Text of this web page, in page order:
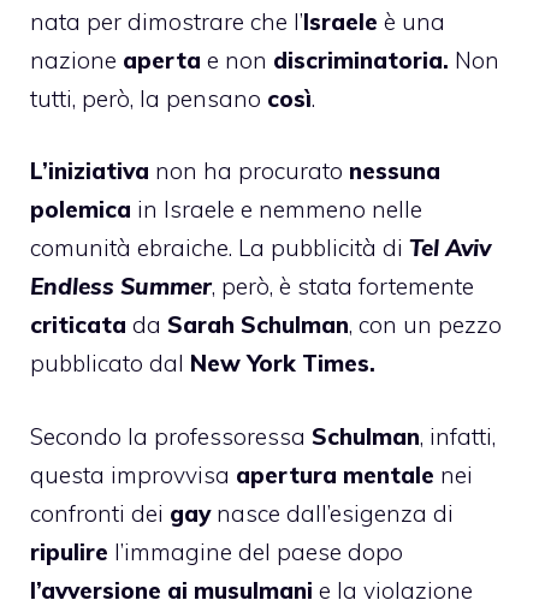
nata per dimostrare che l’Israele è una
nazione aperta e non discriminatoria. Non
tutti, però, la pensano così.
L’iniziativa non ha procurato nessuna
polemica in Israele e nemmeno nelle
comunità ebraiche. La pubblicità di Tel Aviv
Endless Summer, però, è stata fortemente
criticata da Sarah Schulman, con un pezzo
pubblicato dal New York Times.
Secondo la professoressa Schulman, infatti,
questa improvvisa apertura mentale nei
confronti dei gaynasce dall’esigenza di
ripulire l’immagine del paese dopo
l’avversione ai musulmani e la violazione